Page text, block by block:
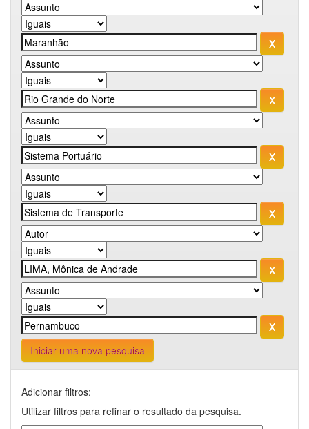
Iniciar uma nova pesquisa
Adicionar filtros:
Utilizar filtros para refinar o resultado da pesquisa.